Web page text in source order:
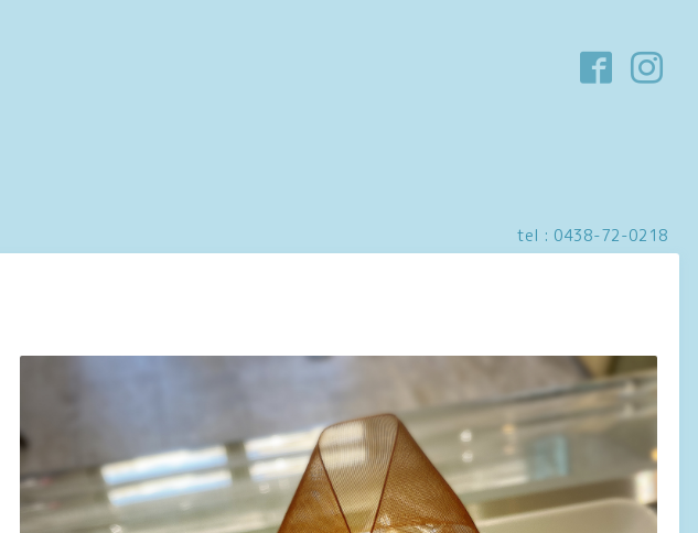
tel : 0438-72-0218